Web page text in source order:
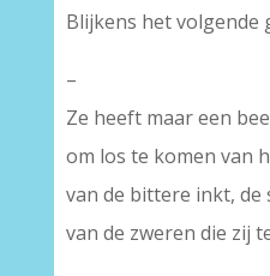
Blijkens het volgende
–
Ze heeft maar een
om los te komen van
van de bittere inkt, de
van de zweren die zij